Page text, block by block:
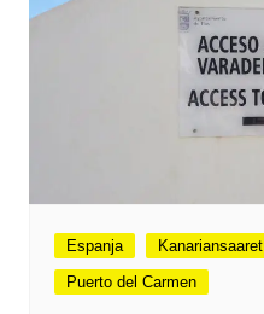
Espanja Kanariansaaret
Puerto del Carmen